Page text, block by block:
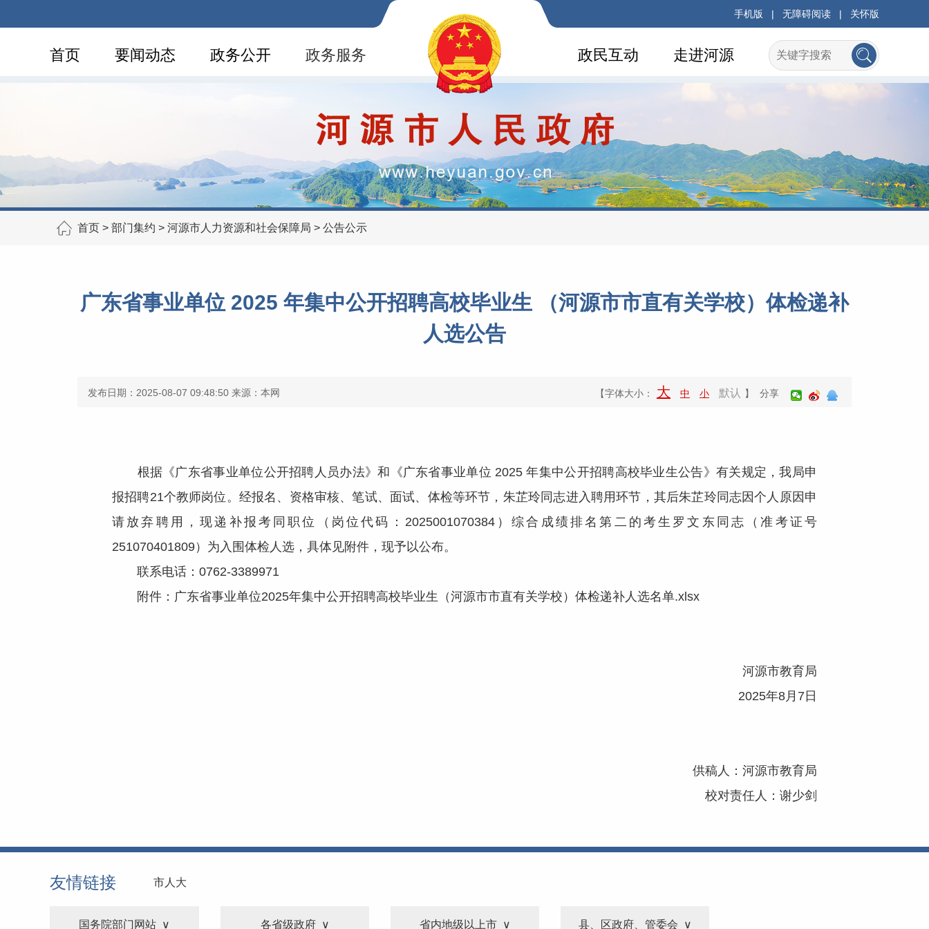
手机版 | 无障碍阅读 | 关怀版
首页 要闻动态 政务公开 政务服务 走进河源
政民互动
首页 > 部门集约 > 河源市人力资源和社会保障局 > 公告公示
广东省事业单位 2025 年集中公开招聘高校毕业生 （河源市市直有关学校）体检递补
人选公告
发布日期：2025-08-07 09:48:50 来源：本网 【字体大小： 大 中 小 默认 】 分享
根据《广东省事业单位公开招聘人员办法》和《广东省事业单位 2025 年集中公开招聘高校毕业生公告》有关规定，我局申
报招聘21个教师岗位。经报名、资格审核、笔试、面试、体检等环节，朱芷玲同志进入聘用环节，其后朱芷玲同志因个人原因申
请放弃聘用，现递补报考同职位（岗位代码：2025001070384）综合成绩排名第二的考生罗文东同志（准考证号
251070401809）为入围体检人选，具体见附件，现予以公布。
联系电话：0762-3389971
附件：广东省事业单位2025年集中公开招聘高校毕业生（河源市市直有关学校）体检递补人选名单.xlsx
河源市教育局
2025年8月7日
供稿人：河源市教育局
校对责任人：谢少剑
友情链接 市人大
国务院部门网站 各省级政府 省内地级以上市 县、区政府、管委会